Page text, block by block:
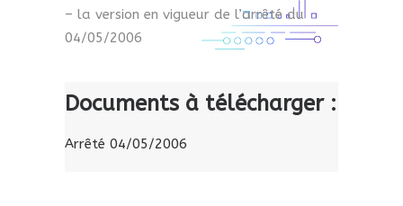
– la version en vigueur de l’arrêté du
04/05/2006
Documents à télécharger :
Arrêté 04/05/2006